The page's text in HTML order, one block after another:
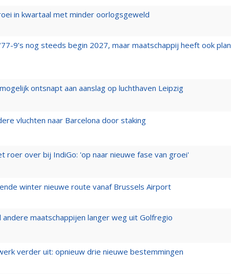
in kwartaal met minder oorlogsgeweld
9’s nog steeds begin 2027, maar maatschappij heeft ook plan
ontsnapt aan aanslag op luchthaven Leipzig
vluchten naar Barcelona door staking
roer over bij IndiGo: 'op naar nieuwe fase van groei'
winter nieuwe route vanaf Brussels Airport
maatschappijen langer weg uit Golfregio
verder uit: opnieuw drie nieuwe bestemmingen